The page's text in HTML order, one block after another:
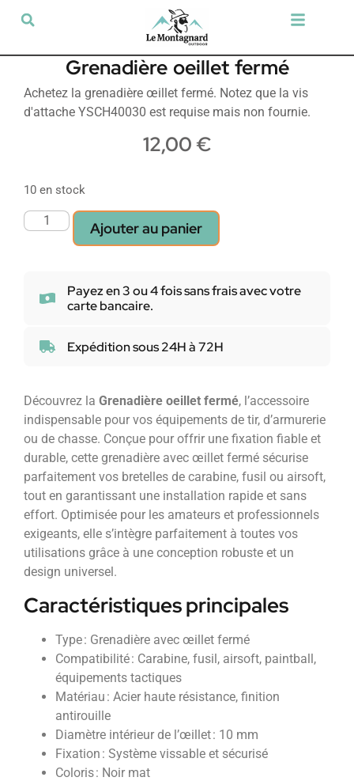
Grenadière oeillet fermé
Achetez la grenadière œillet fermé. Notez que la vis
d'attache YSCH40030 est requise mais non fournie.
12,00 €
10 en stock
Ajouter au panier
Payez en 3 ou 4 fois sans frais avec votre
carte bancaire.
Expédition sous 24H à 72H
Découvrez la Grenadière oeillet fermé, l’accessoire
indispensable pour vos équipements de tir, d’armurerie
ou de chasse. Conçue pour offrir une fixation fiable et
durable, cette grenadière avec œillet fermé sécurise
parfaitement vos bretelles de carabine, fusil ou airsoft,
tout en garantissant une installation rapide et sans
effort. Optimisée pour les amateurs et professionnels
exigeants, elle s’intègre parfaitement à toutes vos
utilisations grâce à une conception robuste et un
design universel.
Caractéristiques principales
Type : Grenadière avec œillet fermé
Compatibilité : Carabine, fusil, airsoft, paintball,
équipements tactiques
Matériau : Acier haute résistance, finition
antirouille
Diamètre intérieur de l’œillet : 10 mm
Fixation : Système vissable et sécurisé
Coloris : Noir mat